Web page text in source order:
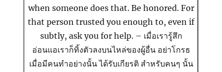
when someone does that. Be honored. For
that person trusted you enough to, even if
subtly, ask you for help. – เมื่อเรารู้สึก
อ่อนแอเราก็ทิ้งตัวลงบนไหล่ของผู้อื่น อย่าโกรธ
เมื่อมีคนทำอย่างนั้น ได้รับเกียรติ สำหรับคนๆ นั้น